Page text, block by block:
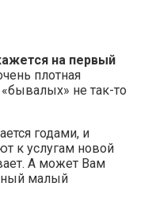
на первый
плотная
не так-то
годами, и
к услугам новой
А может Вам
малый